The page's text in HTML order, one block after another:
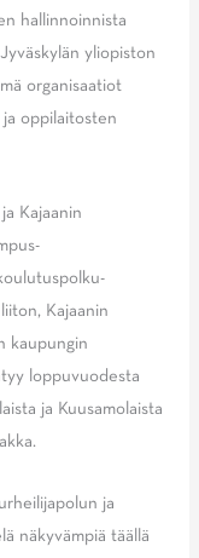
hallinnoinnista
yliopiston
organisaatiot
oppilaitosten
ja Kajaanin
Kajaanin
kaupungin
loppuvuodesta
ja Kuusamolaista
ja
näkyvämpiä täällä